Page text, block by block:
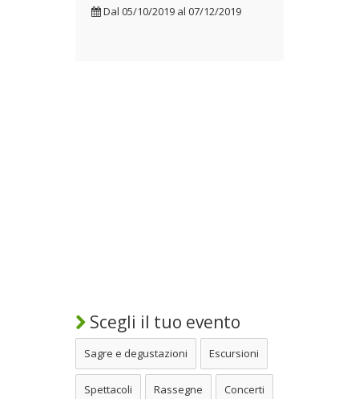
Dal 05/10/2019 al 07/12/2019
Scegli il tuo evento
Sagre e degustazioni Escursioni
Spettacoli Rassegne Concerti